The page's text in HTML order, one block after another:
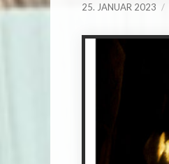
25. JANUAR 2023